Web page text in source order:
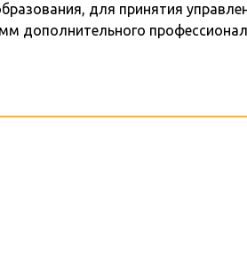
для принятия
дополнительного